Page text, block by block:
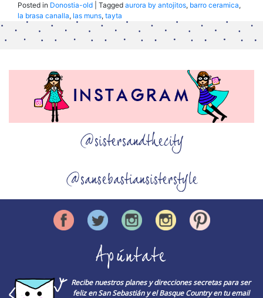
Posted in Donostia-old Tagged aurora by antojitos, barro ceramica,
la brasa canalla, las muns, tayta
@sistersandthecity
@sansebastiansisterstyle
Apúntate
Recibe nuestros planes y direcciones secretas para ser
feliz en San Sebastián y el Basque Country en tu email